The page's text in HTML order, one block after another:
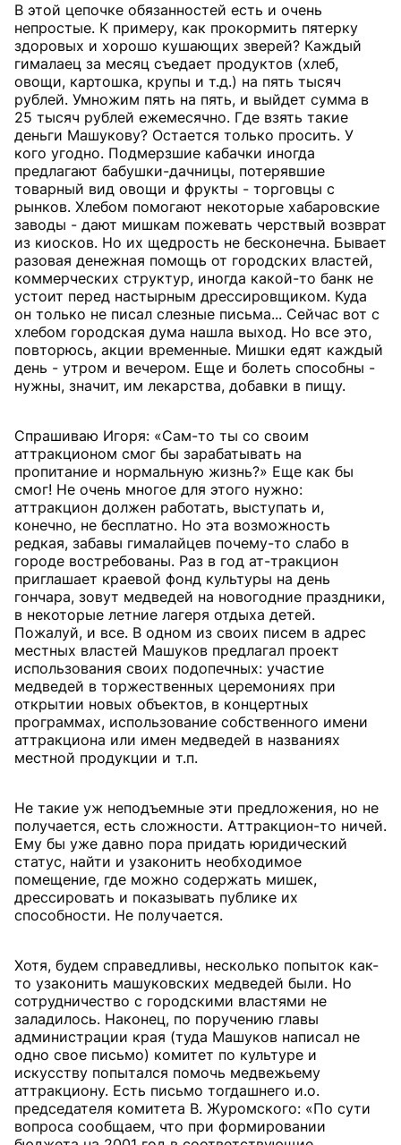
В этой цепочке обязанностей есть и очень
непростые. К примеру, как прокормить пятерку
здоровых и хорошо кушающих зверей? Каждый
гималаец за месяц съедает продуктов (хлеб,
овощи, картошка, крупы и т.д.) на пять тысяч
рублей. Умножим пять на пять, и выйдет сумма в
25 тысяч рублей ежемесячно. Где взять такие
деньги Машукову? Остается только просить. У
кого угодно. Подмерзшие кабачки иногда
предлагают бабушки-дачницы, потерявшие
товарный вид овощи и фрукты - торговцы с
рынков. Хлебом помогают некоторые хабаровские
заводы - дают мишкам пожевать черствый возврат
из киосков. Но их щедрость не бесконечна. Бывает
разовая денежная помощь от городских властей,
коммерческих структур, иногда какой-то банк не
устоит перед настырным дрессировщиком. Куда
он только не писал слезные письма... Сейчас вот с
хлебом городская дума нашла выход. Но все это,
повторюсь, акции временные. Мишки едят каждый
день - утром и вечером. Еще и болеть способны -
нужны, значит, им лекарства, добавки в пищу.
Спрашиваю Игоря: «Сам-то ты со своим
аттракционом смог бы зарабатывать на
пропитание и нормальную жизнь?» Еще как бы
смог! Не очень многое для этого нужно:
аттракцион должен работать, выступать и,
конечно, не бесплатно. Но эта возможность
редкая, забавы гималайцев почему-то слабо в
городе востребованы. Раз в год ат-тракцион
приглашает краевой фонд культуры на день
гончара, зовут медведей на новогодние праздники,
в некоторые летние лагеря отдыха детей.
Пожалуй, и все. В одном из своих писем в адрес
местных властей Машуков предлагал проект
использования своих подопечных: участие
медведей в торжественных церемониях при
открытии новых объектов, в концертных
программах, использование собственного имени
аттракциона или имен медведей в названиях
местной продукции и т.п.
Не такие уж неподъемные эти предложения, но не
получается, есть сложности. Аттракцион-то ничей.
Ему бы уже давно пора придать юридический
статус, найти и узаконить необходимое
помещение, где можно содержать мишек,
дрессировать и показывать публике их
способности. Не получается.
Хотя, будем справедливы, несколько попыток как-
то узаконить машуковских медведей были. Но
сотрудничество с городскими властями не
заладилось. Наконец, по поручению главы
администрации края (туда Машуков написал не
одно свое письмо) комитет по культуре и
искусству попытался помочь медвежьему
аттракциону. Есть письмо тогдашнего и.о.
председателя комитета В. Журомского: «По сути
вопроса сообщаем, что при формировании